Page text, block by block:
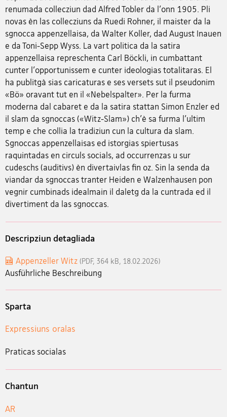
renumada collecziun dad Alfred Tobler da l'onn 1905. Pli
novas èn las collecziuns da Ruedi Rohner, il maister da la
sgnocca appenzellaisa, da Walter Koller, dad August Inauen
e da Toni-Sepp Wyss. La vart politica da la satira
appenzellaisa represchenta Carl Böckli, in cumbattant
cunter l'opportunissem e cunter ideologias totalitaras. El
ha publitgà sias caricaturas e ses versets sut il pseudonim
«Bö» oravant tut en il «Nebelspalter». Per la furma
moderna dal cabaret e da la satira stattan Simon Enzler ed
il slam da sgnoccas («Witz-Slam») ch'è sa furma l'ultim
temp e che collia la tradiziun cun la cultura da slam.
Sgnoccas appenzellaisas ed istorgias spiertusas
raquintadas en circuls socials, ad occurrenzas u sur
cudeschs (auditivs) èn divertaivlas fin oz. Sin la senda da
viandar da sgnoccas tranter Heiden e Walzenhausen pon
vegnir cumbinads idealmain il daletg da la cuntrada ed il
divertiment da las sgnoccas.
Descripziun detagliada
Appenzeller Witz (PDF, 364 kB, 18.02.2026)
Ausführliche Beschreibung
Sparta
Expressiuns oralas
Praticas socialas
Chantun
AR